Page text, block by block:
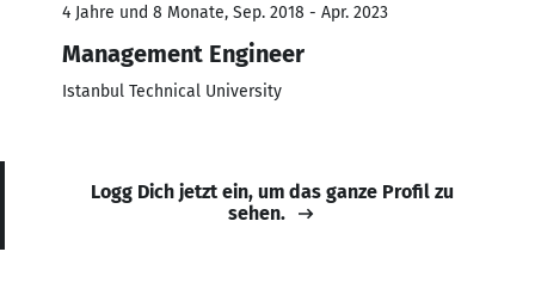
4 Jahre und 8 Monate, Sep. 2018 - Apr. 2023
Management Engineer
Istanbul Technical University
Logg Dich jetzt ein, um das ganze Profil zu
sehen.